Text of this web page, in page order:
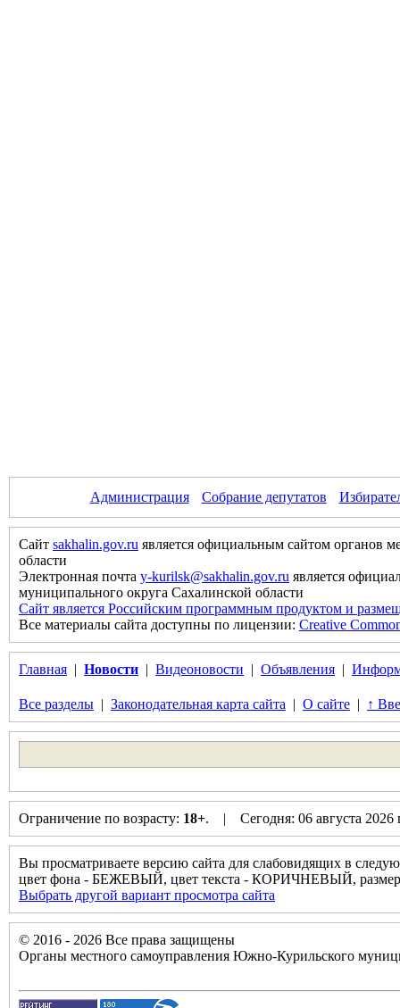
Администрация Собрание депутатов
Сайт sakhalin.gov.ru является официальным сайтом органов
области
Электронная почта y-kurilsk@sakhalin.gov.ru является
муниципального округа Сахалинской области
Сайт является Российским программным продуктом и
Все материалы сайта доступны по лицензии: Creative
Главная | Новости | Видеоновости | Объявления |
Все разделы | Законодательная карта сайта | О сайте | ↑
Ограничение по возрасту: 18+. | Сегодня: 06 августа
Вы просматриваете версию сайта для слабовидящих в
цвет фона - БЕЖЕВЫЙ, цвет текста - КОРИЧНЕВЫЙ,
Выбрать другой вариант просмотра сайта
© 2016 - 2026 Все права защищены
Органы местного самоуправления Южно-Курильского